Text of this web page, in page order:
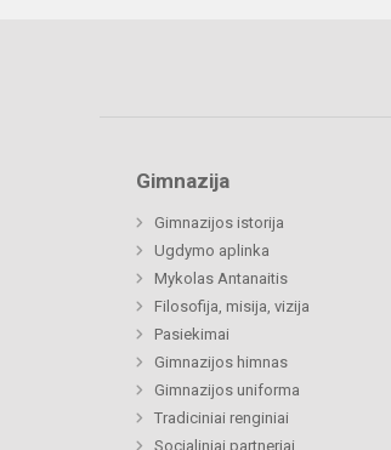
Gimnazija
Gimnazijos istorija
Ugdymo aplinka
Mykolas Antanaitis
Filosofija, misija, vizija
Pasiekimai
Gimnazijos himnas
Gimnazijos uniforma
Tradiciniai renginiai
Socialiniai partneriai